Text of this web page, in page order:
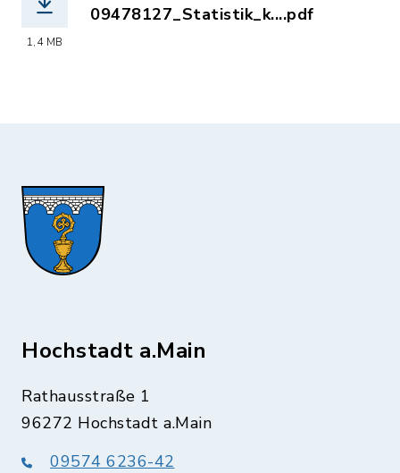
1,4 MB
09478127_Statistik_k....pdf
Hochstadt a.Main
Rathausstraße 1
96272 Hochstadt a.Main
09574 6236-42